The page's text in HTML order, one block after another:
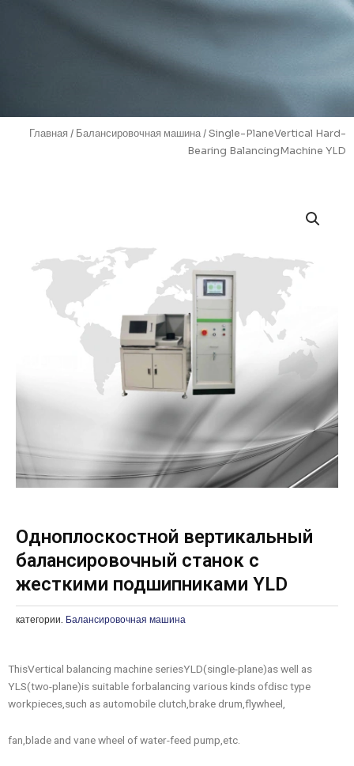
Главная / Балансировочная машина/ Single-PlaneVertical Hard-
Bearing BalancingMachine YLD
Одноплоскостной вертикальный
балансировочный станок с
жесткими подшипниками YLD
категории. Балансировочная машина
ThisVertical balancing machine seriesYLD(single-plane)as well as
YLS(two-plane)is suitable forbalancing various kinds ofdisc type
workpieces,such as automobile clutch,brake drum,flywheel,
fan,blade and vane wheel of water-feed pump,etc.